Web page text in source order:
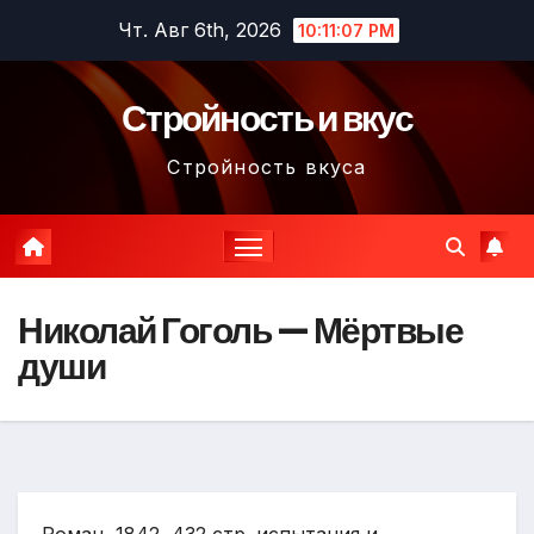
содержимому
Чт. Авг 6th, 2026 10:11:08 PM
Стройность и вкус
Стройность вкуса
Николай Гоголь — Мёртвые
души